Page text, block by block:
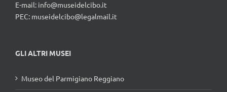
E-mail: info@museidelcibo.it
PEC: museidelcibo@legalmail.it
GLI ALTRI MUSEI
Museo del Parmigiano Reggiano